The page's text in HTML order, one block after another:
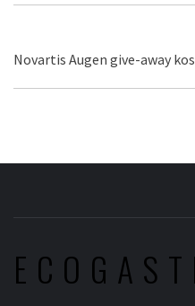
Novartis Augen give-away